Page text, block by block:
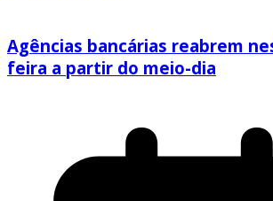
Agências bancárias reabrem
feira a partir do meio-dia